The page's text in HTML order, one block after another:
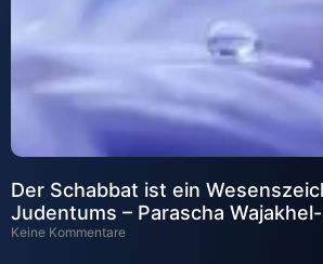
Der Schabbat ist ein
Judentums – Parascha
Keine Kommentare